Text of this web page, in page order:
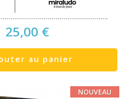
25,00 €
au panier
NOUVEAU